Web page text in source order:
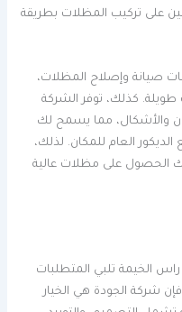
على تركيب المظلات بطريقة
صيانة وإصلاح المظلات،
كذلك، توفر الشركة
والأشكال، مما يسمح لك
العام للمكان. لذلك،
الحصول على مظلات عالية
الخيمة تلبي المتطلبات
فإن شركة الجودة هي الخيار